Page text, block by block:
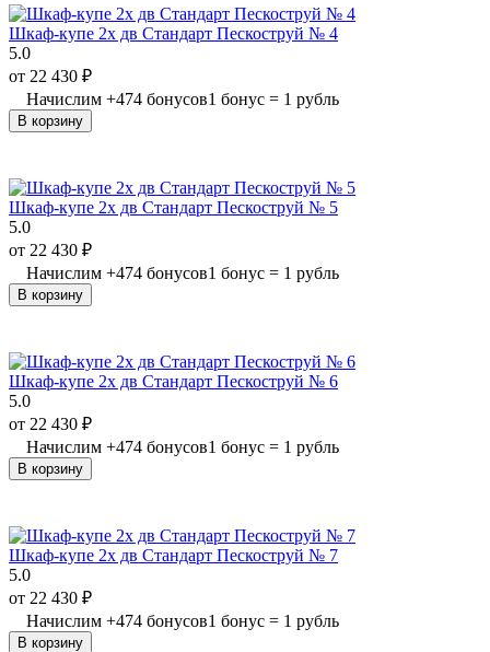
Шкаф-купе 2х дв Стандарт Пескоструй № 4
5.0
от 22 430 ₽
Начислим +474 бонусов1 бонус = 1 рубль
В корзину
Шкаф-купе 2х дв Стандарт Пескоструй № 5
5.0
от 22 430 ₽
Начислим +474 бонусов1 бонус = 1 рубль
В корзину
Шкаф-купе 2х дв Стандарт Пескоструй № 6
5.0
от 22 430 ₽
Начислим +474 бонусов1 бонус = 1 рубль
В корзину
Шкаф-купе 2х дв Стандарт Пескоструй № 7
5.0
от 22 430 ₽
Начислим +474 бонусов1 бонус = 1 рубль
В корзину